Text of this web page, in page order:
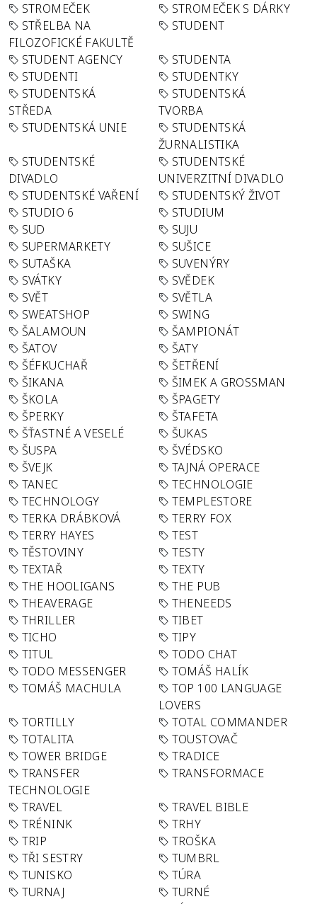
STROMEČEK
STROMEČEK S DÁRKY
STŘELBA NA
FILOZOFICKÉ FAKULTĚ
STUDENT
STUDENT AGENCY
STUDENTA
STUDENTI
STUDENTKY
STUDENTSKÁ
STŘEDA
STUDENTSKÁ
TVORBA
STUDENTSKÁ UNIE
STUDENTSKÁ
ŽURNALISTIKA
STUDENTSKÉ
DIVADLO
STUDENTSKÉ
UNIVERZITNÍ DIVADLO
STUDENTSKÉ VAŘENÍ
STUDENTSKÝ ŽIVOT
STUDIO 6
STUDIUM
SUD
SUJU
SUPERMARKETY
SUŠICE
SUTAŠKA
SUVENÝRY
SVÁTKY
SVĚDEK
SVĚT
SVĚTLA
SWEATSHOP
SWING
ŠALAMOUN
ŠAMPIONÁT
ŠATOV
ŠATY
ŠÉFKUCHAŘ
ŠETŘENÍ
ŠIKANA
ŠIMEK A GROSSMAN
ŠKOLA
ŠPAGETY
ŠPERKY
ŠTAFETA
ŠŤASTNÉ A VESELÉ
ŠUKAS
ŠUSPA
ŠVÉDSKO
ŠVEJK
TAJNÁ OPERACE
TANEC
TECHNOLOGIE
TECHNOLOGY
TEMPLESTORE
TERKA DRÁBKOVÁ
TERRY FOX
TERRY HAYES
TEST
TĚSTOVINY
TESTY
TEXTAŘ
TEXTY
THE HOOLIGANS
THE PUB
THEAVERAGE
THENEEDS
THRILLER
TIBET
TICHO
TIPY
TITUL
TODO CHAT
TODO MESSENGER
TOMÁŠ HALÍK
TOMÁŠ MACHULA
TOP 100 LANGUAGE
LOVERS
TORTILLY
TOTAL COMMANDER
TOTALITA
TOUSTOVAČ
TOWER BRIDGE
TRADICE
TRANSFER
TECHNOLOGIE
TRANSFORMACE
TRAVEL
TRAVEL BIBLE
TRÉNINK
TRHY
TRIP
TROŠKA
TŘI SESTRY
TUMBRL
TUNISKO
TÚRA
TURNAJ
TURNÉ